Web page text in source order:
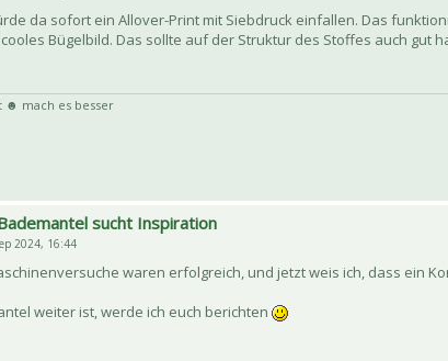
da sofort ein Allover-Print mit Siebdruck einfallen. Das
Bügelbild. Das sollte auf der Struktur des Stoffes auch gut
☻ mach es besser
sucht Inspiration
2024, 16:44
waren erfolgreich, und jetzt weis ich, dass ein
weiter ist, werde ich euch berichten